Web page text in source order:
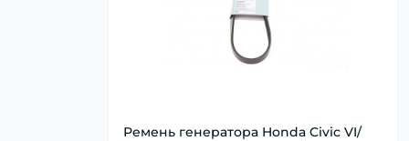
Ремень генератора Honda Civic VI/